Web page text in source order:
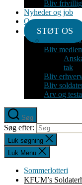
Bliv frivillig
Nyheder og job
Om
STØT OS
Støt vores
Bliv
tak
Bliv
Bliv
Arv og
Søg
Søg efter:
Luk søgning
Luk Menu
Sommerlotteri
KFUM’s